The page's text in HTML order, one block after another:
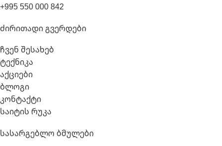
+995 550 000 842
Ძირითადი Გვერდები
ჩვენ შესახებ
ტექნიკა
აქციები
ბლოგი
კონტაქტი
საიტის რუკა
Სასარგებლო Ბმულები